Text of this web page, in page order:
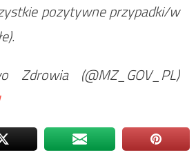
pozytywne przypadki/w
(@MZ_GOV_PL)